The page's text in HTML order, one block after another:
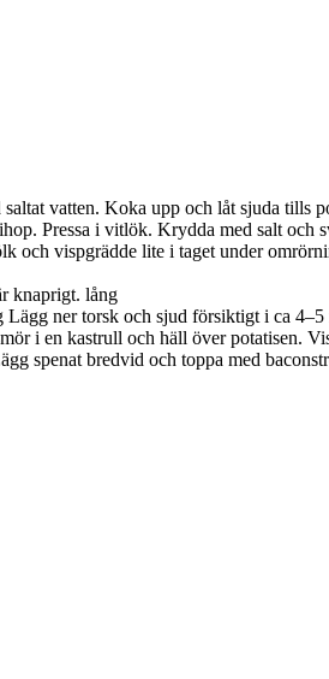
vatten. Koka upp och låt sjuda tills
Pressa i vitlök. Krydda med salt och
och vispgrädde lite i taget under
knaprigt. lång
ner torsk och sjud försiktigt i ca
i en kastrull och häll över potatisen.
spenat bredvid och toppa med